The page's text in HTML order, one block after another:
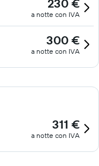
230 €
a notte con IVA
300 €
a notte con IVA
311 €
a notte con IVA